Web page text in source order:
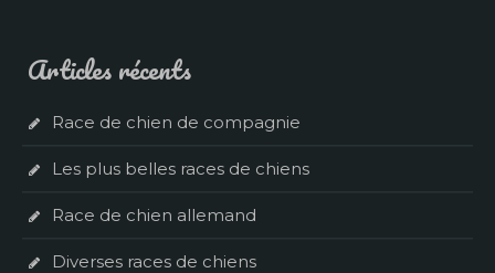
Articles récents
Race de chien de compagnie
Les plus belles races de chiens
Race de chien allemand
Diverses races de chiens